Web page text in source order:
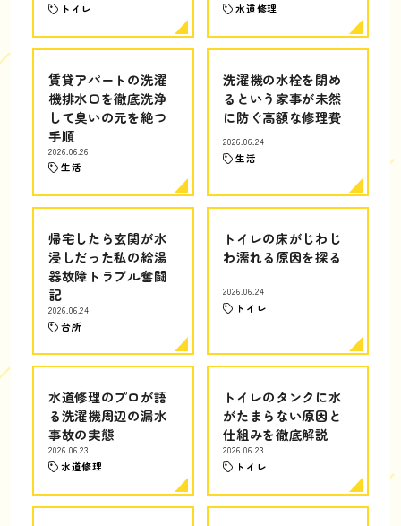
トイレ 水道修理
賃貸アパートの洗濯
機排水口を徹底洗浄
して臭いの元を絶つ
手順
2026.06.26
生活
洗濯機の水栓を閉め
るという家事が未然
に防ぐ高額な修理費
2026.06.24
生活
帰宅したら玄関が水
浸しだった私の給湯
器故障トラブル奮闘
記
2026.06.24
台所
トイレの床がじわじ
わ濡れる原因を探る
2026.06.24
トイレ
水道修理のプロが語
る洗濯機周辺の漏水
事故の実態
2026.06.23
水道修理
トイレのタンクに水
がたまらない原因と
仕組みを徹底解説
2026.06.23
トイレ